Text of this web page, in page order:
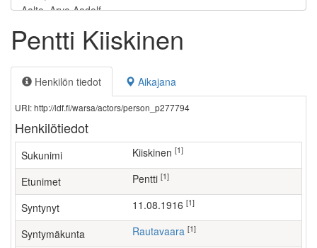
Pentti Kiiskinen
Henkilön tiedot Aikajana
URI: http://ldf.fi/warsa/actors/person_p277794
Henkilötiedot
Sukunimi Kiiskinen [1]
Etunimet Pentti [1]
Syntynyt 11.08.1916 [1]
Syntymäkunta Rautavaara [1]